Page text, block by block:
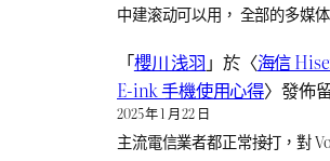
中建滚动可以用， 全部的多媒
「櫻川 浅羽 」於〈海信
E-ink 手機使用心得〉發佈
2025 年 1 月 22 日
主流電信業者都正常接打，對